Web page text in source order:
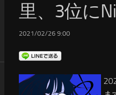
里、3位に
2021/02/26 9:00